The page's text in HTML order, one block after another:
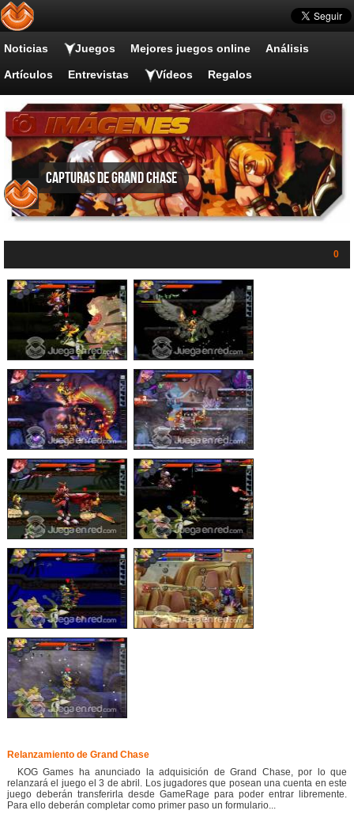
Noticias Juegos Mejores juegos online Análisis
Artículos Entrevistas Vídeos Regalos
Capturas de Grand Chase
0
Relanzamiento de Grand Chase
KOG Games ha anunciado la adquisición de Grand Chase, por lo que
relanzará el juego el 3 de abril. Los jugadores que posean una cuenta en este
juego deberán transferirla desde GameRage para poder entrar libremente.
Para ello deberán completar como primer paso un formulario...